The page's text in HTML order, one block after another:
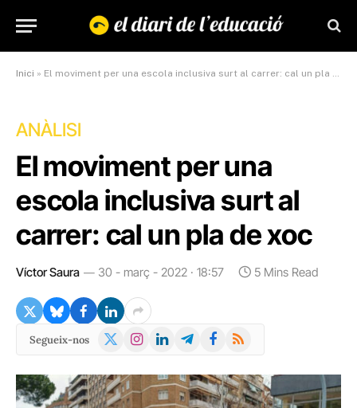
Inici » El moviment per una escola inclusiva surt al carrer: cal un pla de xoc
ANÀLISI
El moviment per una
escola inclusiva surt al
carrer: cal un pla de xoc
Víctor Saura 30 - març - 2022 · 18:57 5 Mins Read
Segueix-nos
X
Instagram
LinkedInTelegramFacebook
RSS